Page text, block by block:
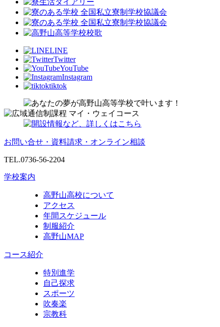
LINE
Twitter
YouTube
Instagram
tiktok
お問い合せ・資料請求・オンライン相談
TEL.0736-56-2204
学校案内
高野山高校について
アクセス
年間スケジュール
制服紹介
高野山MAP
コース紹介
特別進学
自己探求
スポーツ
吹奏楽
宗教科